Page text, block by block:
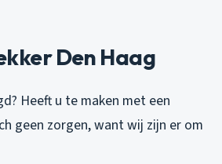
Den Haag
Heeft u te maken met een
geen zorgen, want wij zijn er om